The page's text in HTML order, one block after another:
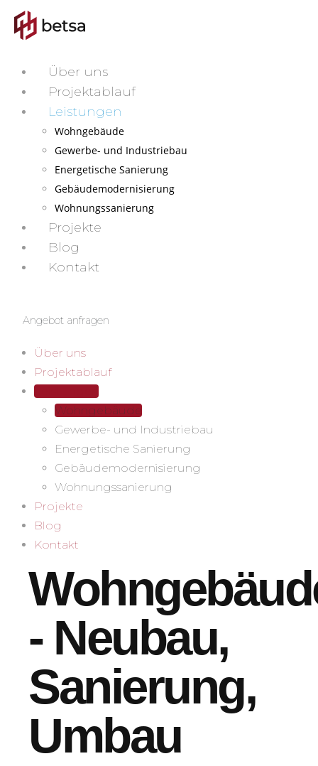
Über uns
Projektablauf
Leistungen
Wohngebäude
Gewerbe- und Industriebau
Energetische Sanierung
Gebäudemodernisierung
Wohnungssanierung
Projekte
Blog
Kontakt
Angebot anfragen
Über uns
Projektablauf
Leistungen
Wohngebäude
Gewerbe- und Industriebau
Energetische Sanierung
Gebäudemodernisierung
Wohnungssanierung
Projekte
Blog
Kontakt
- Neubau,
Sanierung,
Umbau